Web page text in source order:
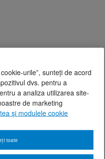
urile”, sunteți de acord
dvs. pentru a
a analiza utilizarea site-
de marketing
și modulele cookie
toate